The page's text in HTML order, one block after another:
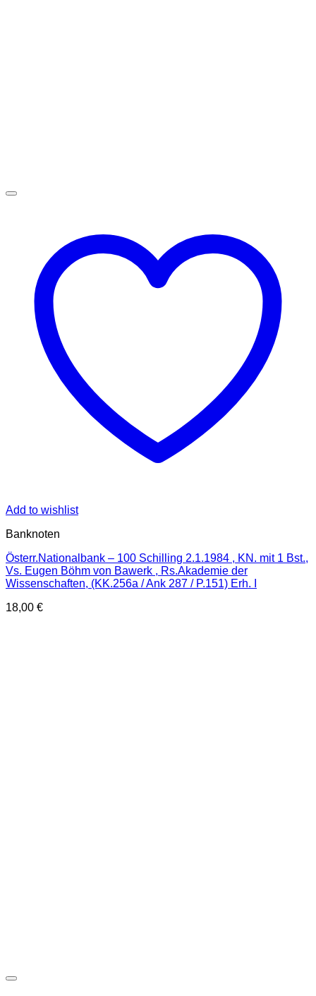
Add to wishlist
Banknoten
Österr.Nationalbank – 100 Schilling 2.1.1984 , KN. mit 1 Bst.,
Vs. Eugen Böhm von Bawerk , Rs.Akademie der
Wissenschaften, (KK.256a / Ank 287 / P.151) Erh. I
18,00 €